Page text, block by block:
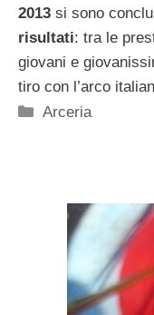
2013 si sono
risultati: tra le
giovani e
tiro con l’arco
Categorie
Arceria